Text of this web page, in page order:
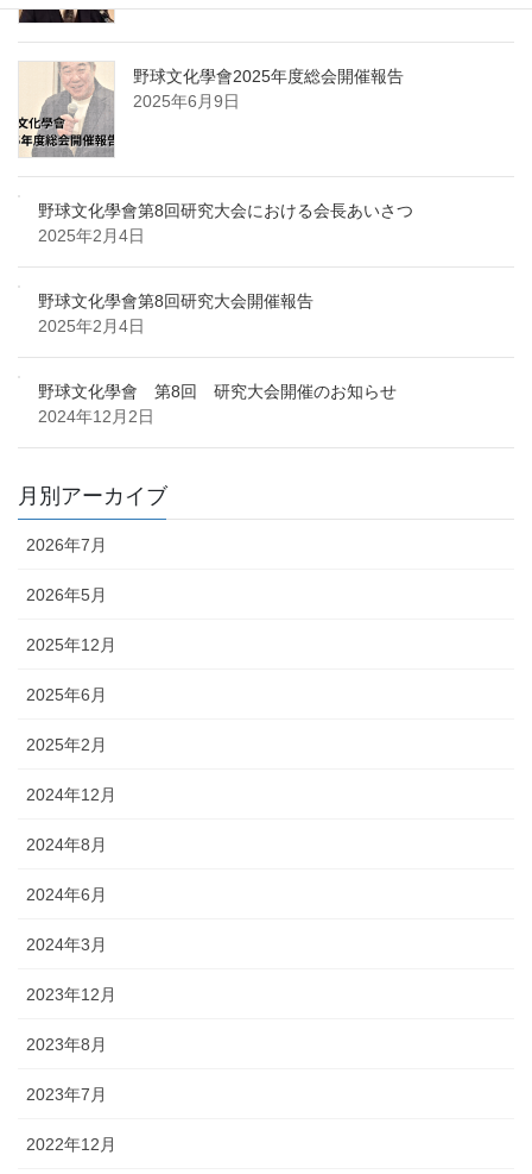
野球文化學會2025年度総会開催報告
2025年6月9日
野球文化學會第8回研究大会における会長あいさつ
2025年2月4日
野球文化學會第8回研究大会開催報告
2025年2月4日
野球文化學會 第8回 研究大会開催のお知らせ
2024年12月2日
月別アーカイブ
2026年7月
2026年5月
2025年12月
2025年6月
2025年2月
2024年12月
2024年8月
2024年6月
2024年3月
2023年12月
2023年8月
2023年7月
2022年12月